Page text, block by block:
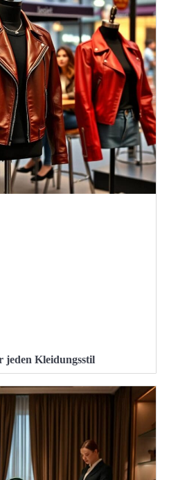
jeden Kleidungsstil